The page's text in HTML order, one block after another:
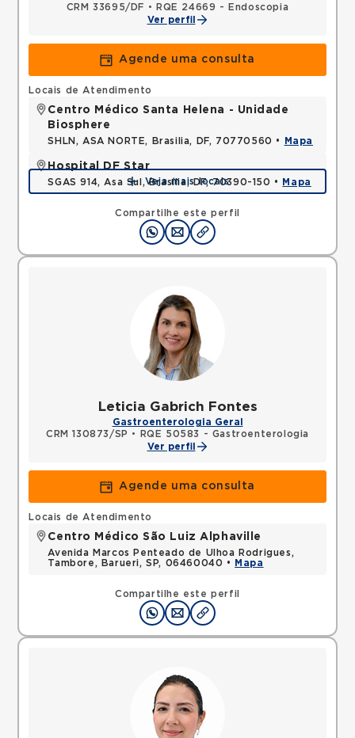
CRM 33695/DF •
RQE 24669 - Endoscopia
Ver perfil
Agende uma consulta
Compartilhe este perfil
Locais de Atendimento
Centro Médico Santa Helena - Unidade
Biosphere
SHLN, ASA NORTE, Brasilia, DF, 70770560 • Mapa
Hospital DF Star
SGAS 914, Asa Sul, Brasília, DF, 70390-150 • Mapa
Veja mais locais
Leticia Gabrich Fontes
Gastroenterologia Geral
CRM 130873/SP •
RQE 50583 - Gastroenterologia
Ver perfil
Agende uma consulta
Compartilhe este perfil
Locais de Atendimento
Centro Médico São Luiz Alphaville
Avenida Marcos Penteado de Ulhoa Rodrigues,
Tambore, Barueri, SP, 06460040 •
Mapa